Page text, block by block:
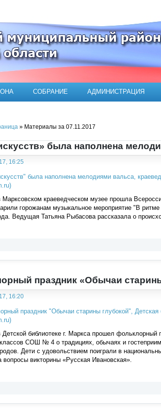
муниципального
СОБРАНИЕ АДМИНИСТРАЦИЯ
» Материалы за 07.11.2017
была наполнена
16:25
Марксовском краеведческом музее прошла
горожанам музыкальное мероприятие "В
Ведущая Татьяна Рыбасова рассказала о
праздник «Обычаи
16:20
Детской библиотеке г. Маркса прошел фольклорный
СОШ № 4 о традициях, обычаях и
Дети с удовольствием поиграли в
вопросы викторины «Русская Ивановская».